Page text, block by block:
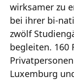
wirksamer zu
bei ihrer bi-
zwölf
begleiten. 160
Luxemburg